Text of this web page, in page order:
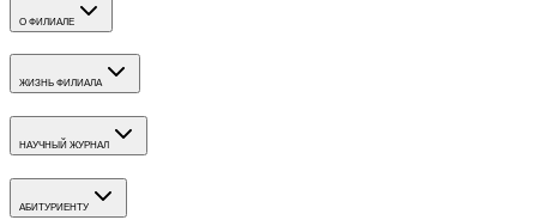
О ФИЛИАЛЕ
ЖИЗНЬ ФИЛИАЛА
НАУЧНЫЙ ЖУРНАЛ
АБИТУРИЕНТУ